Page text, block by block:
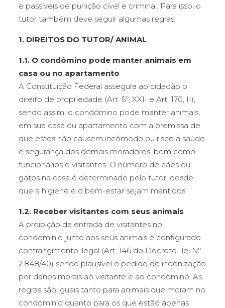
e passíveis de punição cível e criminal. Para isso, o
tutor também deve seguir algumas regras.
1. DIREITOS DO TUTOR/ ANIMAL
1.1. O condômino pode manter animais em
casa ou no apartamento
A Constituição Federal assegura ao cidadão o
direito de propriedade (Art. 5º, XXII e Art. 170, II),
sendo assim, o condômino pode manter animais
em sua casa ou apartamento com a premissa de
que estes não causem incômodo ou risco à saúde
e segurança dos demais moradores, bem como
funcionários e visitantes. O número de cães ou
gatos na casa é determinado pelo tutor, desde
que a higiene e o bem-estar sejam mantidos.
1.2. Receber visitantes com seus animais
A proibição da entrada de visitantes no
condomínio junto aos seus animais é configurado
contrangimento ilegal (Art. 146 do Decreto- lei Nº
2.848/40) sendo plausível o pedido de indenização
por danos morais ao visitante e ao condômino. As
regras são iguais tanto para animais que moram no
condomínio quanto para os que estão apenas